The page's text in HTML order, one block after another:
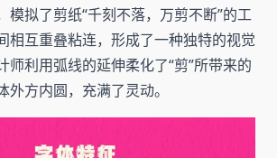
模拟了剪纸“千刻不落，万剪不断”的工
相互重叠粘连，形成了一种独特的视觉
师利用弧线的延伸柔化了“剪”所带来的
外方内圆，充满了灵动。